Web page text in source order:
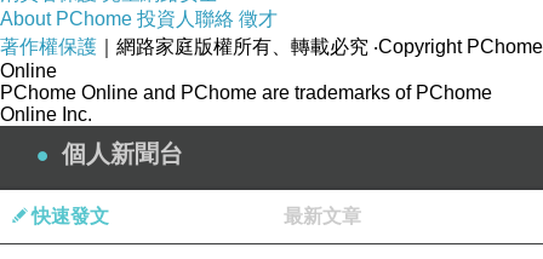
About PChome 投資人聯絡 徵才
著作權保護 ｜網路家庭版權所有、轉載必究 ‧Copyright PChome
Online
PChome Online and PChome are trademarks of PChome
Online Inc.
個人新聞台
快速發文 最新文章